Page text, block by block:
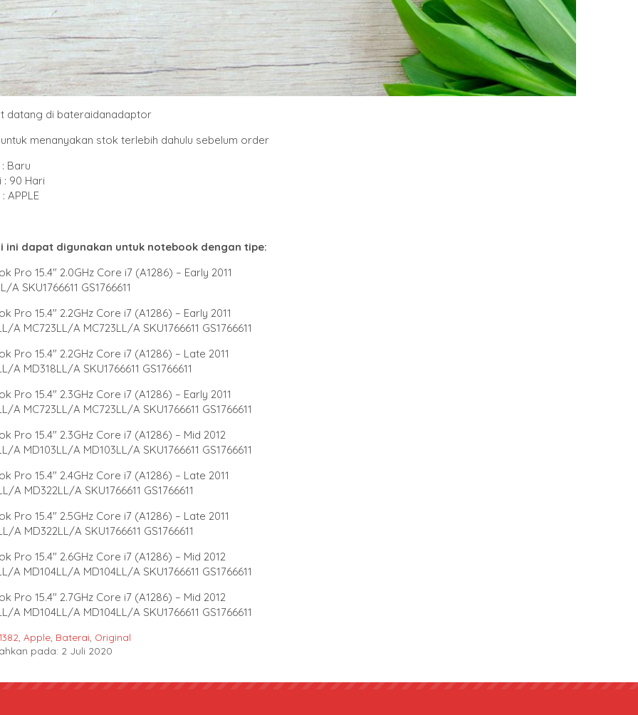
datang di bateraidanadaptor
menanyakan stok terlebih dahulu sebelum order
Baru
: 90 Hari
ini dapat digunakan untuk notebook dengan tipe:
Pro 15.4″ 2.0GHz Core i7 (A1286) – Early 2011
A SKU1766611 GS1766611
Pro 15.4″ 2.2GHz Core i7 (A1286) – Early 2011
A MC723LL/A MC723LL/A SKU1766611 GS1766611
Pro 15.4″ 2.2GHz Core i7 (A1286) – Late 2011
A MD318LL/A SKU1766611 GS1766611
Pro 15.4″ 2.3GHz Core i7 (A1286) – Early 2011
A MC723LL/A MC723LL/A SKU1766611 GS1766611
Pro 15.4″ 2.3GHz Core i7 (A1286) – Mid 2012
A MD103LL/A MD103LL/A SKU1766611 GS1766611
Pro 15.4″ 2.4GHz Core i7 (A1286) – Late 2011
A MD322LL/A SKU1766611 GS1766611
Pro 15.4″ 2.5GHz Core i7 (A1286) – Late 2011
A MD322LL/A SKU1766611 GS1766611
Pro 15.4″ 2.6GHz Core i7 (A1286) – Mid 2012
A MD104LL/A MD104LL/A SKU1766611 GS1766611
Pro 15.4″ 2.7GHz Core i7 (A1286) – Mid 2012
A MD104LL/A MD104LL/A SKU1766611 GS1766611
Apple Baterai Original
pada: 2 Juli 2020